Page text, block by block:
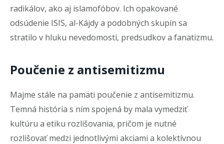
radikálov, ako aj islamofóbov. Ich opakované
odsúdenie ISIS, al-Kájdy a podobných skupín sa
stratilo v hluku nevedomosti, predsudkov a fanatizmu.
Poučenie z antisemitizmu
Majme stále na pamäti poučenie z antisemitizmu.
Temná história s ním spojená by mala vymedziť
kultúru a etiku rozlišovania, pričom je nutné
rozlišovať medzi jednotlivými akciami a kolektívnou